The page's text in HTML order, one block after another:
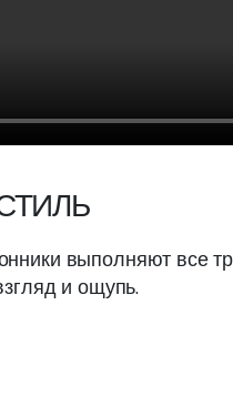
выполняют все
и ощупь.